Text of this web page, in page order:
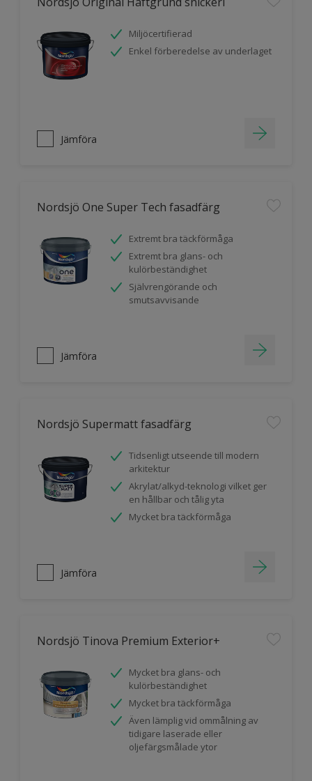
Miljöcertifierad
Enkel förberedelse av underlaget
Jämföra
Nordsjö One Super Tech fasadfärg
Extremt bra täckförmåga
Extremt bra glans- och
kulörbeständighet
Självrengörande och
smutsavvisande
Jämföra
Nordsjö Supermatt fasadfärg
Tidsenligt utseende till modern
arkitektur
Akrylat/alkyd-teknologi vilket ger
en hållbar och tålig yta
Mycket bra täckförmåga
Jämföra
Nordsjö Tinova Premium Exterior+
Mycket bra glans- och
kulörbeständighet
Mycket bra täckförmåga
Även lämplig vid ommålning av
tidigare laserade eller
oljefärgsmålade ytor